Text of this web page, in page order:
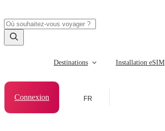
Destinations Installation eSIM
Connexion FR